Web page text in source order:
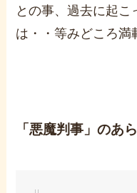
との事、過去に起
は・・等みどころ満
「悪魔判事」のあ